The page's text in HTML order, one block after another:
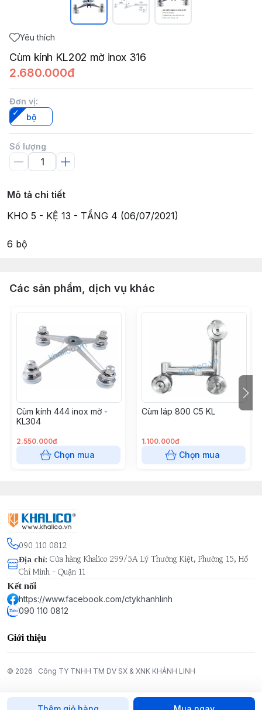
Yêu thích
Cùm kính KL202 mờ inox 316
2.680.000đ
Đơn vị:
bộ
Số lượng
Mô tả chi tiết
KHO 5 - KỆ 13 - TẦNG 4 (06/07/2021)
6 bộ
Các sản phẩm, dịch vụ khác
Cùm kính 444 inox mờ -
KL304
2.550.000đ
Chọn mua
Cùm láp 800 C5 KL
1.100.000đ
Chọn mua
090 110 0812
Địa chỉ: Cửa hàng Khalico 299/5A Lý Thường Kiệt, Phường 15, Hồ
Chí Minh - Quận 11
Kết nối
https://www.facebook.com/ctykhanhlinh
090 110 0812
Giới thiệu
© 2026 Công TY TNHH TM DV SX & XNK KHÁNH LINH